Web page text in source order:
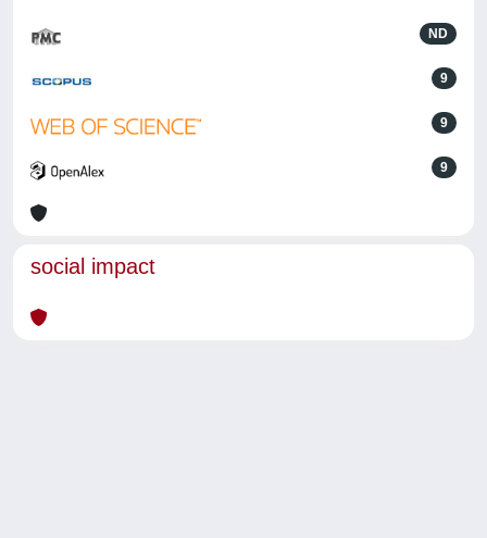
ND
9
9
9
social impact